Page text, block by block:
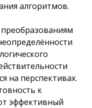
алгоритмов.
преобразованиям
на перспективах.
к
эффективный